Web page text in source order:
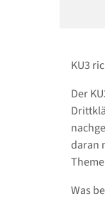
KU3
Der
daran
Was